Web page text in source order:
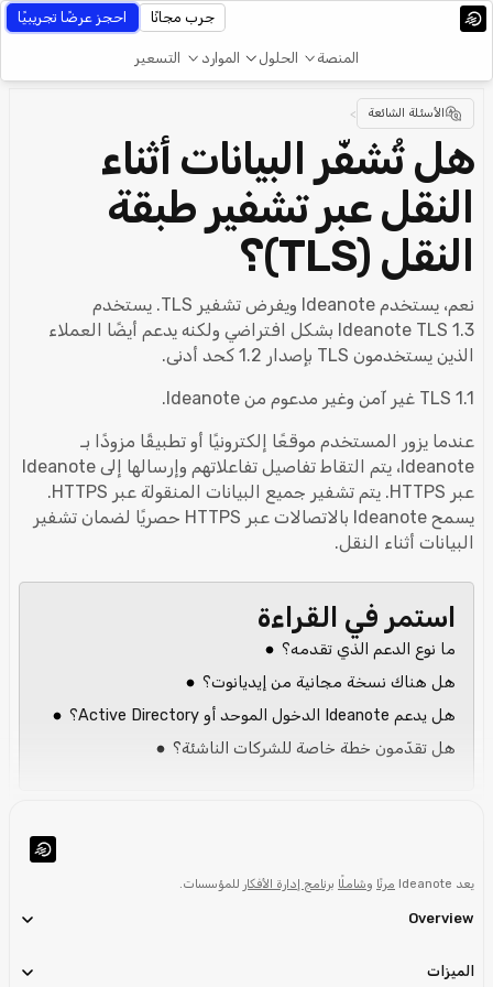
المنصة الحلول الموارد التسعير
جرب مجانًا احجز عرضًا تجريبيًا
الأسئلة الشائعة >
هل تُشفّر البيانات أثناء
النقل عبر تشفير طبقة
النقل (TLS)؟
نعم، يستخدم Ideanote ويفرض تشفير TLS. يستخدم
Ideanote TLS 1.3 بشكل افتراضي ولكنه يدعم أيضًا العملاء
الذين يستخدمون TLS بإصدار 1.2 كحد أدنى.
TLS 1.1 غير آمن وغير مدعوم من Ideanote.
عندما يزور المستخدم موقعًا إلكترونيًا أو تطبيقًا مزودًا بـ
Ideanote، يتم التقاط تفاصيل تفاعلاتهم وإرسالها إلى Ideanote
عبر HTTPS. يتم تشفير جميع البيانات المنقولة عبر HTTPS.
يسمح Ideanote بالاتصالات عبر HTTPS حصريًا لضمان تشفير
البيانات أثناء النقل.
استمر في القراءة
ما نوع الدعم الذي تقدمه؟
هل هناك نسخة مجانية من إيديانوت؟
هل يدعم Ideanote الدخول الموحد أو Active Directory؟
هل تقدّمون خطة خاصة للشركات الناشئة؟
يعد Ideanote مرنًا وشاملًا برنامج إدارة الأفكار للمؤسسات.
Overview
الميزات